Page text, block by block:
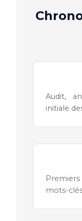
Audit,
initiale
mots-